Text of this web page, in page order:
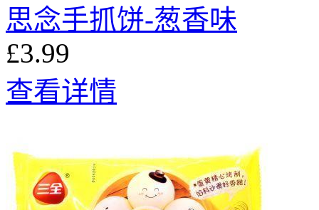
思念手抓饼-葱香味
£3.99
查看详情